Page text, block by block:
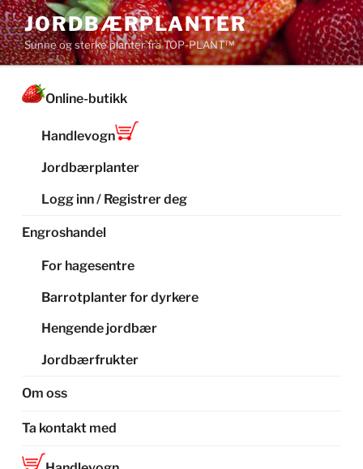
Gå
til
innhold
JORDBÆRPLANTER
Sunne og sterke planter fra TOP-PLANT™
Online-butikk
Handlevogn
Jordbærplanter
Logg inn / Registrer deg
Engroshandel
For hagesentre
Barrotplanter for dyrkere
Hengende jordbær
Jordbærfrukter
Om oss
Ta kontakt med